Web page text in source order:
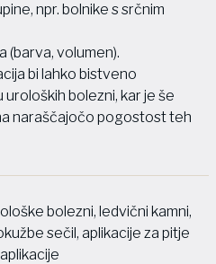
npr. bolnike s srčnim
(barva, volumen).
bi lahko bistveno
bolezni, kar je še
naraščajočo pogostost teh
bolezni, ledvični kamni,
sečil, aplikacije za pitje